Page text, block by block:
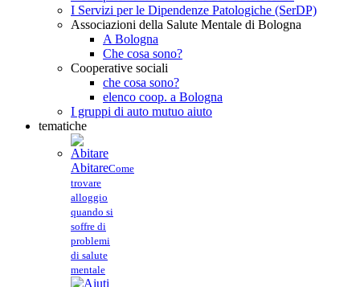
I Servizi per le Dipendenze Patologiche (SerDP)
Associazioni della Salute Mentale di Bologna
A Bologna
Che cosa sono?
Cooperative sociali
che cosa sono?
elenco coop. a Bologna
I gruppi di auto mutuo aiuto
tematiche
AbitareCome
trovare
alloggio
quando si
soffre di
problemi
di salute
mentale